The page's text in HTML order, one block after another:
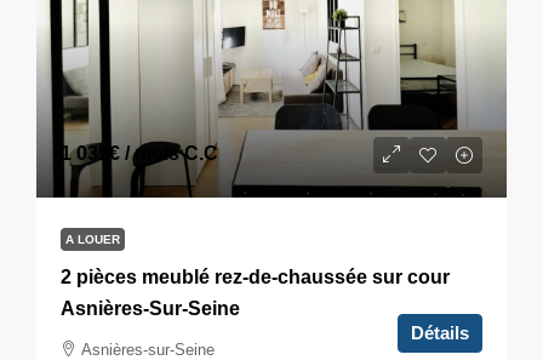
1 035€ / mois C.C
A LOUER
2 pièces meublé rez-de-chaussée sur cour
Asnières-Sur-Seine
Asnières-sur-Seine
Détails